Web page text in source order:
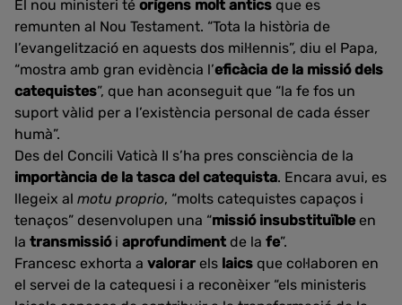
El nou ministeri té orígens molt antics que es
remunten al Nou Testament. “Tota la història de
l’evangelització en aquests dos mil·lennis”, diu el Papa,
“mostra amb gran evidència l’eficàcia de la missió dels
catequistes”, que han aconseguit que “la fe fos un
suport vàlid per a l’existència personal de cada ésser
humà”.
Des del Concili Vaticà II s’ha pres consciència de la
importància de la tasca del catequista. Encara avui, es
llegeix al motu proprio, “molts catequistes capaços i
tenaços” desenvolupen una “missió insubstituïbleen
la transmissió i aprofundiment de la fe”.
Francesc exhorta a valorar els laics que col·laboren en
el servei de la catequesi i a reconèixer “els ministeris